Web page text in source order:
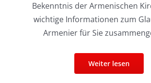
Bekenntnis der Armenischen
wichtige Informationen zum
Armenier für Sie
Weiter lesen